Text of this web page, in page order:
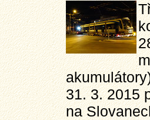
31. 3. 2015
na